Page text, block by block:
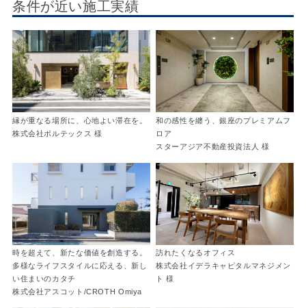
条件が近い施工実績
縁が重なる場所に、心地よい滞在を。
株式会社ボルテックス 様
和の感性を纏う、銀座のプレミアムフ
ロア
スターアジア不動産投資法人 様
時を超えて、新たな価値を創造する。
多様なライフスタイルに応える、新し
い住まいのカタチ
株式会社アスコット/CROTH Omiya
訪れたくなるオフィス
株式会社イデラキャピタルマネジメン
ト 様